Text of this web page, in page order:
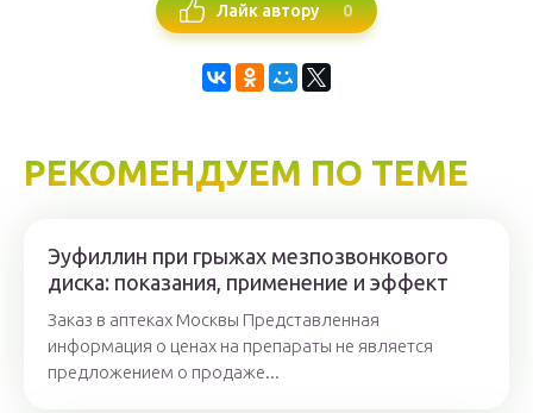
Лайк автору 0
РЕКОМЕНДУЕМ ПО ТЕМЕ
Эуфиллин при грыжах мезпозвонкового
диска: показания, применение и эффект
Заказ в аптеках Москвы Представленная
информация о ценах на препараты не является
предложением о продаже...